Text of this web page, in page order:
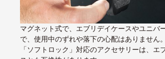
マグネット式で、エブリデイケースやユニバ
で、使用中のずれや落下の心配はありません。
「ソフトロック」対応のアクセサリーは、